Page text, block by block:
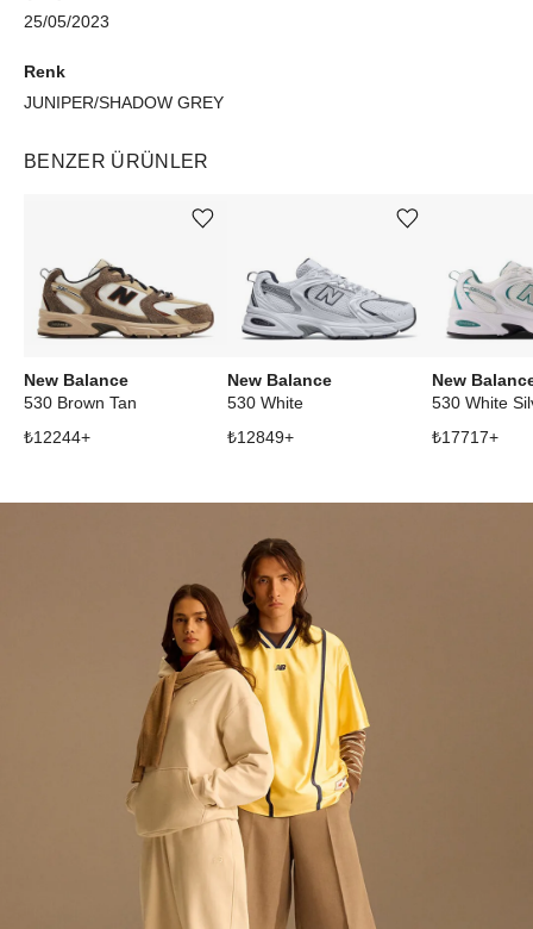
25/05/2023
Renk
JUNIPER/SHADOW GREY
BENZER ÜRÜNLER
New Balance
530 Brown Tan
₺12244+
Ürünü istek listesine ekle veya listeden çıkar
New Balance
530 White
₺12849+
Ürünü istek listesine ekle veya listeden çıkar
New
530 White
₺17717+